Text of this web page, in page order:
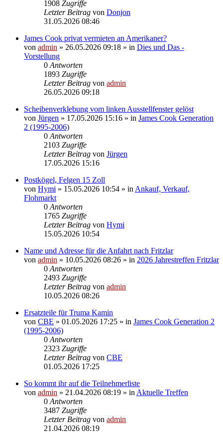
1908 Zugriffe
Letzter Beitrag von Donjon
31.05.2026 08:46
James Cook privat vermieten an Amerikaner?
von admin » 26.05.2026 09:18 » in Dies und Das -
Vorstellung
0 Antworten
1893 Zugriffe
Letzter Beitrag von admin
26.05.2026 09:18
Scheibenverklebung vom linken Ausstellfenster gelöst
von Jürgen » 17.05.2026 15:16 » in James Cook Generation
2 (1995-2006)
0 Antworten
2103 Zugriffe
Letzter Beitrag von Jürgen
17.05.2026 15:16
Postkögel, Felgen 15 Zoll
von Hymi » 15.05.2026 10:54 » in Ankauf, Verkauf,
Flohmarkt
0 Antworten
1765 Zugriffe
Letzter Beitrag von Hymi
15.05.2026 10:54
Name und Adresse für die Anfahrt nach Fritzlar
von admin » 10.05.2026 08:26 » in 2026 Jahrestreffen Fritzlar
0 Antworten
2493 Zugriffe
Letzter Beitrag von admin
10.05.2026 08:26
Ersatzteile für Truma Kamin
von CBE » 01.05.2026 17:25 » in James Cook Generation 2
(1995-2006)
0 Antworten
2323 Zugriffe
Letzter Beitrag von CBE
01.05.2026 17:25
So kommt ihr auf die Teilnehmerliste
von admin » 21.04.2026 08:19 » in Aktuelle Treffen
0 Antworten
3487 Zugriffe
Letzter Beitrag von admin
21.04.2026 08:19